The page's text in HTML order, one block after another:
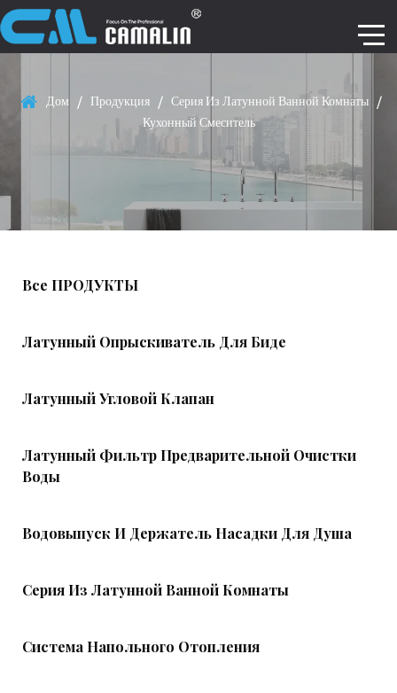
Дом / Продукция / Серия Из Латунной Ванной Комнаты /
Кухонный Смеситель
Все ПРОДУКТЫ
Латунный Опрыскиватель Для Биде
Латунный Угловой Клапан
Латунный Фильтр Предварительной Очистки
Воды
Водовыпуск И Держатель Насадки Для Душа
Серия Из Латунной Ванной Комнаты
Система Напольного Отопления